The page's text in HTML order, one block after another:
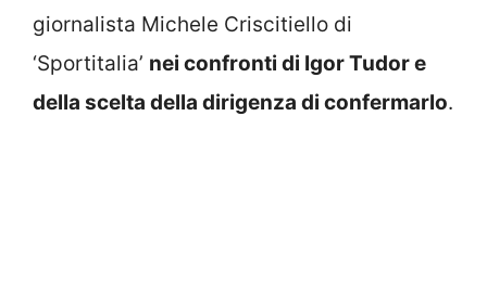
giornalista Michele Criscitiello di
‘Sportitalia’ nei confronti di Igor Tudor e
della scelta della dirigenza di confermarlo.